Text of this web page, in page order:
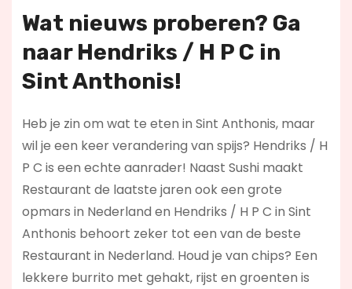
Wat nieuws proberen? Ga
naar Hendriks / H P C in
Sint Anthonis!
Heb je zin om wat te eten in Sint Anthonis, maar
wil je een keer verandering van spijs? Hendriks / H
P C is een echte aanrader! Naast Sushi maakt
Restaurant de laatste jaren ook een grote
opmars in Nederland en Hendriks / H P C in Sint
Anthonis behoort zeker tot een van de beste
Restaurant in Nederland. Houd je van chips? Een
lekkere burrito met gehakt, rijst en groenten is